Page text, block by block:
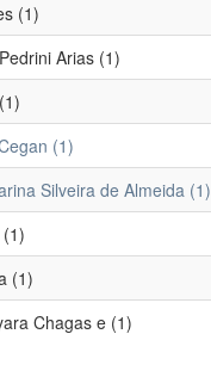
(1)
Arias (1)
(1)
Silveira de Almeida (1)
(1)
Chagas e (1)